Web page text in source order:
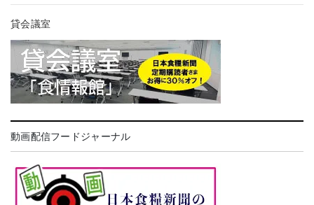
貸会議室
動画配信フードジャーナル